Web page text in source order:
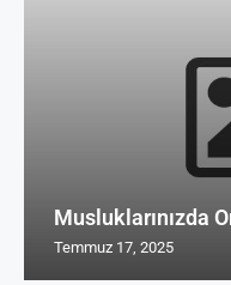
Musluklarınızda
Temmuz 17, 2025